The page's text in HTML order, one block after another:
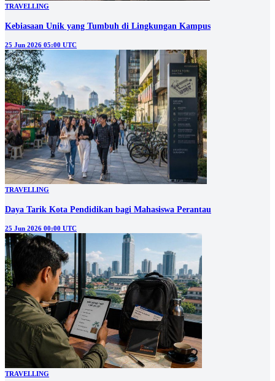
TRAVELLING
Kebiasaan Unik yang Tumbuh di Lingkungan Kampus
25 Jun 2026 05:00 UTC
TRAVELLING
Daya Tarik Kota Pendidikan bagi Mahasiswa Perantau
25 Jun 2026 00:00 UTC
TRAVELLING